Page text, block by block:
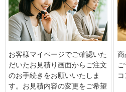
お客様マイページでご確認いた
だいたお見積り画面からご注文
のお手続きをお願いいたしま
す。お見積内容の変更をご希望
商